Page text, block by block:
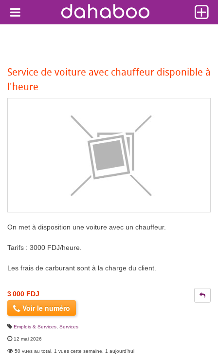
Service de voiture avec chauffeur disponible à
l'heure
On met à disposition une voiture avec un chauffeur.
Tarifs : 3000 FDJ/heure.
Les frais de carburant sont à la charge du client.
3 000 FDJ
Voir le numéro
Emplois & Services Services
12 mai 2026
50 vues au total, 1 vues cette semaine, 1 aujourd'hui